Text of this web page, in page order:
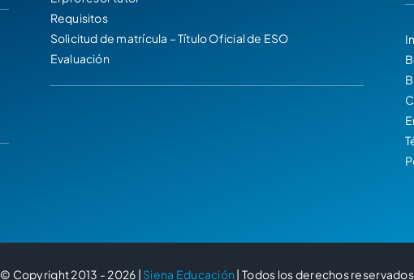
Requisitos
Solicitud de matrícula – Título Oficial de ESO
Evaluación
© Copyright 2013 - 2026 | Siena Educación | Todos los derechos reservados